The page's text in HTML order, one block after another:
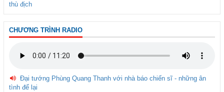
thù địch
CHƯƠNG TRÌNH RADIO
Đại tướng Phùng Quang Thanh với nhà báo chiến sĩ - những ân
tình để lại